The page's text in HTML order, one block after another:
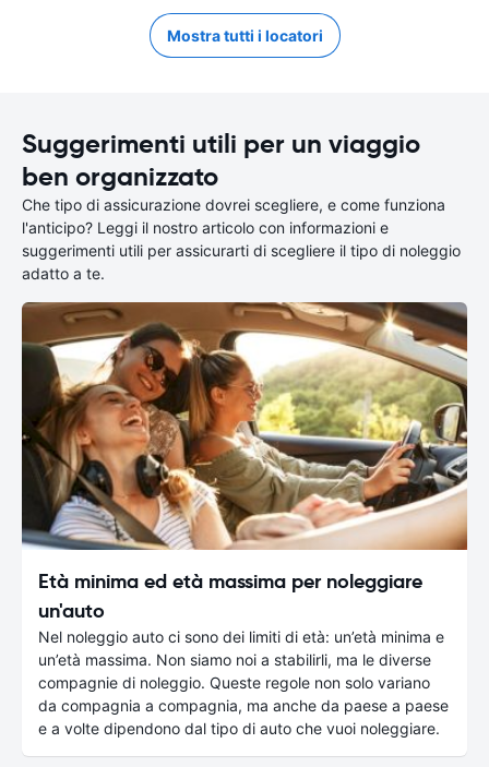
Mostra tutti i locatori
Suggerimenti utili per un viaggio
ben organizzato
Che tipo di assicurazione dovrei scegliere, e come funziona
l'anticipo? Leggi il nostro articolo con informazioni e
suggerimenti utili per assicurarti di scegliere il tipo di noleggio
adatto a te.
Età minima ed età massima per noleggiare
un'auto
Nel noleggio auto ci sono dei limiti di età: un’età minima e
un’età massima. Non siamo noi a stabilirli, ma le diverse
compagnie di noleggio. Queste regole non solo variano
da compagnia a compagnia, ma anche da paese a paese
e a volte dipendono dal tipo di auto che vuoi noleggiare.